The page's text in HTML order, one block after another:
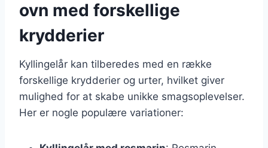
ovn med forskellige
krydderier
Kyllingelår kan tilberedes med en række
forskellige krydderier og urter, hvilket giver
mulighed for at skabe unikke smagsoplevelser.
Her er nogle populære variationer: